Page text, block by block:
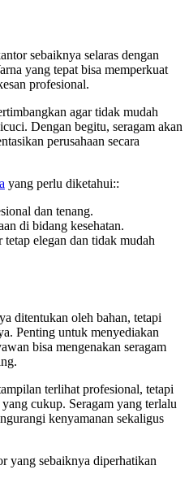
sebaiknya selaras dengan
yang tepat bisa memperkuat
profesional.
agar tidak mudah
Dengan begitu, seragam akan
perusahaan secara
yang perlu diketahui::
dan tenang.
di bidang kesehatan.
elegan dan tidak mudah
ditentukan oleh bahan, tetapi
Penting untuk menyediakan
bisa mengenakan seragam
terlihat profesional, tetapi
cukup. Seragam yang terlalu
kenyamanan sekaligus
yang sebaiknya diperhatikan